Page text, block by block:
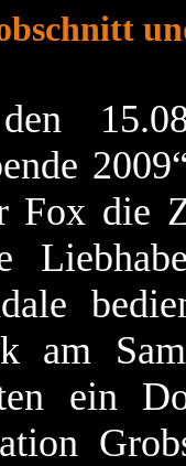
Fox die
am
ein